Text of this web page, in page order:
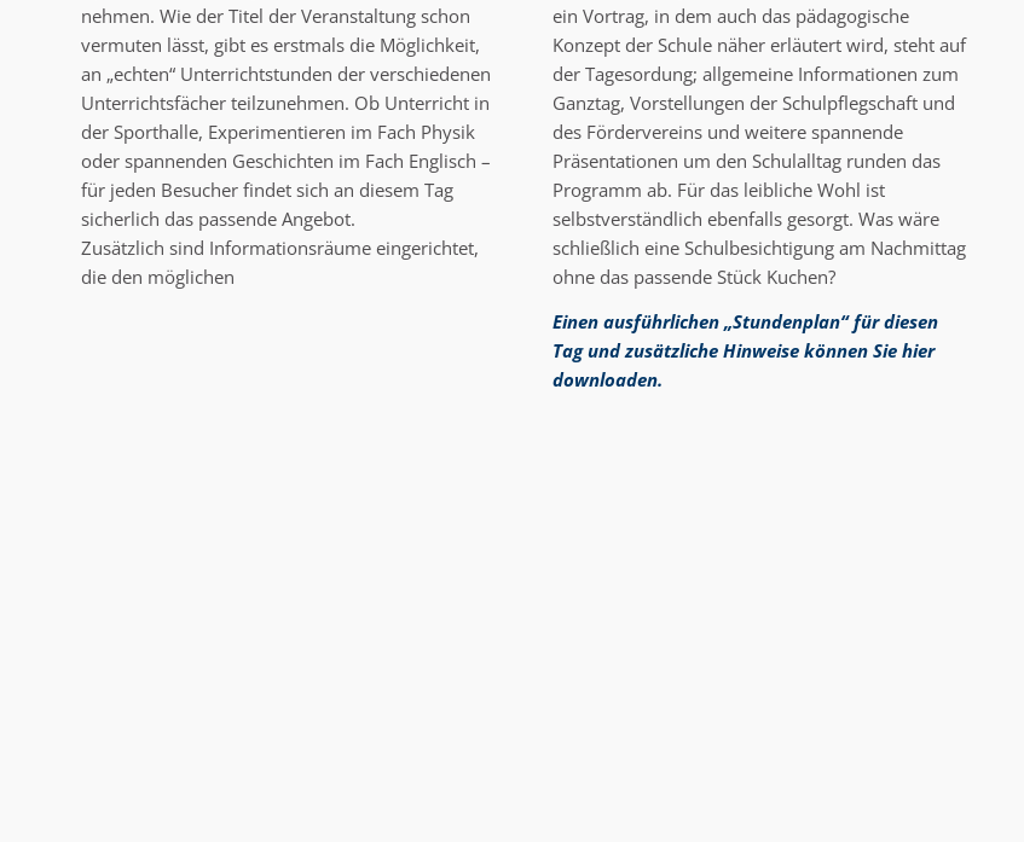
nehmen. Wie der Titel der Veranstaltung schon
vermuten lässt, gibt es erstmals die Möglichkeit,
an „echten“ Unterrichtstunden der verschiedenen
Unterrichtsfächer teilzunehmen. Ob Unterricht in
der Sporthalle, Experimentieren im Fach Physik
oder spannenden Geschichten im Fach Englisch –
für jeden Besucher findet sich an diesem Tag
sicherlich das passende Angebot.
Zusätzlich sind Informationsräume eingerichtet,
die den möglichen
ein Vortrag, in dem auch das pädagogische
Konzept der Schule näher erläutert wird, steht auf
der Tagesordung; allgemeine Informationen zum
Ganztag, Vorstellungen der Schulpflegschaft und
des Fördervereins und weitere spannende
Präsentationen um den Schulalltag runden das
Programm ab. Für das leibliche Wohl ist
selbstverständlich ebenfalls gesorgt. Was wäre
schließlich eine Schulbesichtigung am Nachmittag
ohne das passende Stück Kuchen?
Einen ausführlichen „Stundenplan“ für diesen
Tag und zusätzliche Hinweise können Siehier
downloaden.